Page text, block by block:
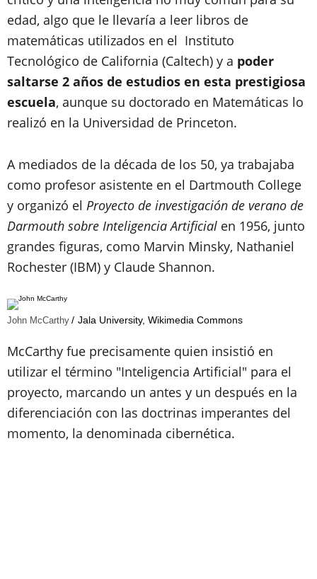
edad, algo que le llevaría a leer libros de
matemáticas utilizados en el Instituto
Tecnológico de California (Caltech) y a poder
saltarse 2 años de estudios en esta prestigiosa
escuela, aunque su doctorado en Matemáticas lo
realizó en la Universidad de Princeton.
A mediados de la década de los 50, ya trabajaba
como profesor asistente en el Dartmouth College
y organizó el Proyecto de investigación de verano de
Darmouth sobre Inteligencia Artificial en 1956, junto
grandes figuras, como Marvin Minsky, Nathaniel
Rochester (IBM) y Claude Shannon.
John McCarthy Jala University, Wikimedia Commons
McCarthy fue precisamente quien insistió en
utilizar el término "Inteligencia Artificial" para el
proyecto, marcando un antes y un después en la
diferenciación con las doctrinas imperantes del
momento, la denominada cibernética.